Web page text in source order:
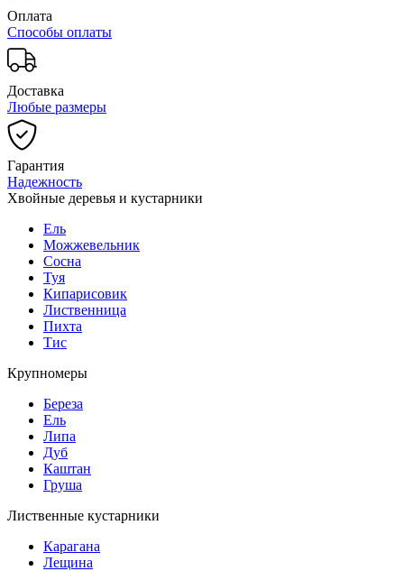
Оплата
Способы оплаты
Доставка
Любые размеры
Гарантия
Надежность
Хвойные деревья и кустарники
Ель
Можжевельник
Сосна
Туя
Кипарисовик
Лиственница
Пихта
Тис
Крупномеры
Береза
Ель
Липа
Дуб
Каштан
Груша
Лиственные кустарники
Карагана
Лещина